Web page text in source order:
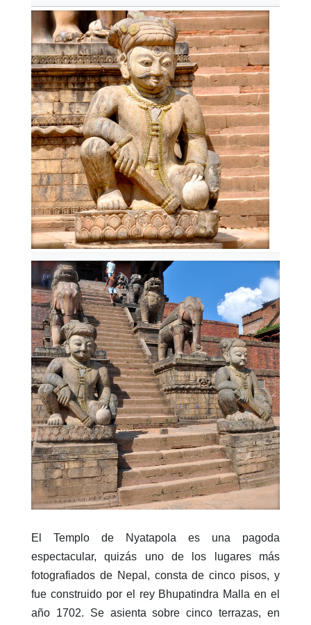
El Templo de Nyatapola es una pagoda
espectacular, quizás uno de los lugares más
fotografiados de Nepal, consta de cinco pisos, y
fue construido por el rey Bhupatindra Malla en el
año 1702. Se asienta sobre cinco terrazas, en